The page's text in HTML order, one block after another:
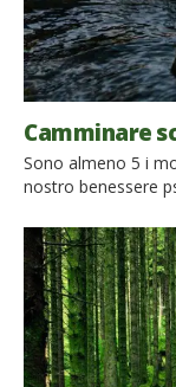
Camminare
Sono almeno 5 i
nostro benessere
basandosi su
scalzi dovrebbe
un’attività